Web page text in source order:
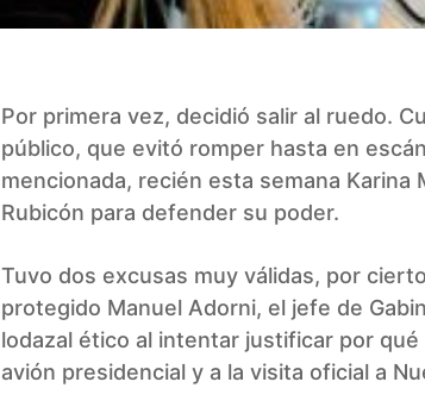
Por primera vez, decidió salir al ruedo.
público, que evitó romper hasta en
mencionada, recién esta semana Karina
Rubicón para defender su poder.
Tuvo dos excusas muy válidas, por
protegido Manuel Adorni, el jefe de
lodazal ético al intentar justificar por
avión presidencial y a la visita oficial a